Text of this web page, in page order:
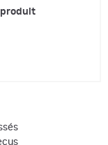
produit